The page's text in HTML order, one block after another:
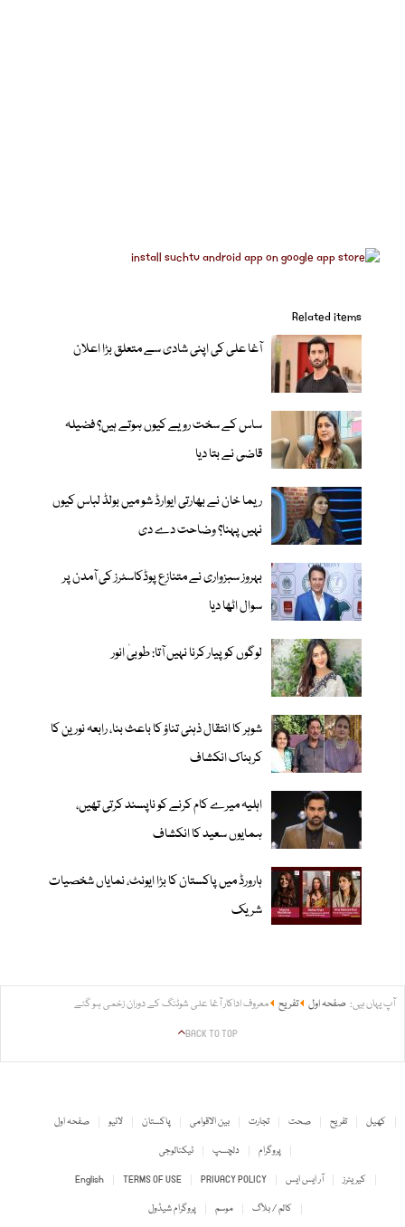
Related items
آغا علی کی اپنی شادی سے متعلق بڑا اعلان
ساس کے سخت رویے کیوں ہوتے ہیں؟ فضیلہ
قاضی نے بتا دیا
ریما خان نے بھارتی ایوارڈ شو میں بولڈ لباس کیوں
نہیں پہنا؟ وضاحت دے دی
بہروز سبزواری نے متنازع پوڈکاسٹرز کی آمدن پر
سوال اٹھا دیا
لوگوں کو پیار کرنا نہیں آتا: طوبیٰ انور
شوہر کا انتقال ذہنی تناؤ کا باعث بنا، رابعہ نورین کا
کربناک انکشاف
اہلیہ میرے کام کرنے کو ناپسند کرتی تھیں،
ہمایوں سعید کا انکشاف
ہارورڈ میں پاکستان کا بڑا ایونٹ، نمایاں شخصیات
شریک
آپ یہاں ہیں: صفحہ اول تفریح معروف اداکار آغا علی شوٹنگ کے دوران زخمی ہو گئے
BACK TO TOP
صفحہ اول لائیو پاکستان بین الاقوامی تجارت صحت تفریح
کھیل
ٹیکنالوجی
دلچسپ
پروگرام
English
TERMS OF USE PRIVACY POLICY آر ایس ایس
کیریئرز
پروگرام شیڈول
موسم کالم / بلاگ